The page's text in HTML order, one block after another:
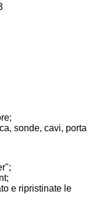
sonde, cavi, porta
e ripristinate le